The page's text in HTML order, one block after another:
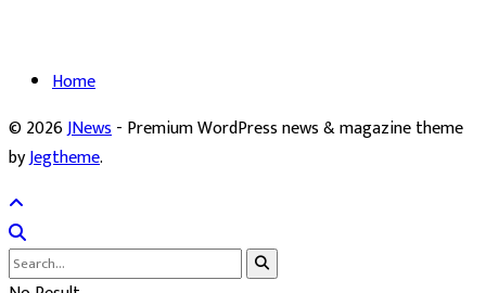
Home
© 2026JNews- Premium WordPress news & magazine theme
byJegtheme.